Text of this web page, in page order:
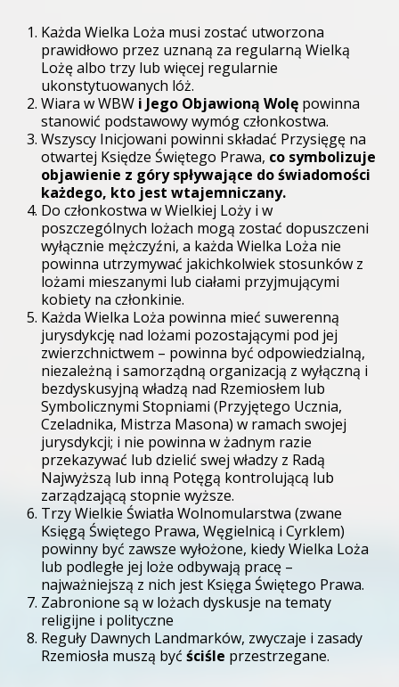
Każda Wielka Loża musi zostać utworzona
prawidłowo przez uznaną za regularną Wielką
Lożę albo trzy lub więcej regularnie
ukonstytuowanych lóż.
Wiara w WBW i Jego Objawioną Wolę powinna
stanowić podstawowy wymóg członkostwa.
Wszyscy Inicjowani powinni składać Przysięgę na
otwartej Księdze Świętego Prawa, co symbolizuje
objawienie z góry spływające do świadomości
każdego, kto jest wtajemniczany.
Do członkostwa w Wielkiej Loży i w
poszczególnych lożach mogą zostać dopuszczeni
wyłącznie mężczyźni, a każda Wielka Loża nie
powinna utrzymywać jakichkolwiek stosunków z
lożami mieszanymi lub ciałami przyjmującymi
kobiety na członkinie.
Każda Wielka Loża powinna mieć suwerenną
jurysdykcję nad lożami pozostającymi pod jej
zwierzchnictwem – powinna być odpowiedzialną,
niezależną i samorządną organizacją z wyłączną i
bezdyskusyjną władzą nad Rzemiosłem lub
Symbolicznymi Stopniami (Przyjętego Ucznia,
Czeladnika, Mistrza Masona) w ramach swojej
jurysdykcji; i nie powinna w żadnym razie
przekazywać lub dzielić swej władzy z Radą
Najwyższą lub inną Potęgą kontrolującą lub
zarządzającą stopnie wyższe.
Trzy Wielkie Światła Wolnomularstwa (zwane
Księgą Świętego Prawa, Węgielnicą i Cyrklem)
powinny być zawsze wyłożone, kiedy Wielka Loża
lub podległe jej loże odbywają pracę –
najważniejszą z nich jest Księga Świętego Prawa.
Zabronione są w lożach dyskusje na tematy
religijne i polityczne
Reguły Dawnych Landmarków, zwyczaje i zasady
Rzemiosła muszą byćściśle przestrzegane.